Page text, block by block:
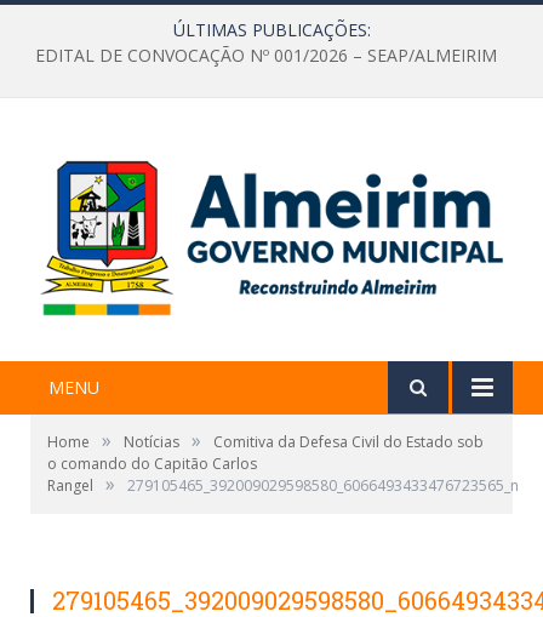
ÚLTIMAS PUBLICAÇÕES:
EDITAL DE CONVOCAÇÃO Nº 001/2026 – SEAP/ALMEIRIM
MENU
Home » Notícias »
Comitiva da Defesa Civil do Estado sob
o comando do Capitão Carlos
Rangel
» 279105465_392009029598580_6066493433476723565_n